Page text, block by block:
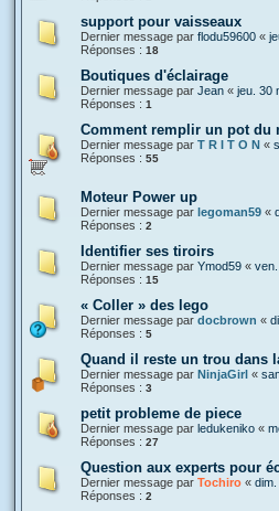
support pour vaisseaux
Dernier message par flodu59600 «
Réponses : 18
Boutiques d'éclairage
Dernier message par Jean « jeu. 30
Réponses : 1
Comment remplir un pot du
Dernier message par T R I T O N «
Réponses : 55
Moteur Power up
Dernier message par legoman59 «
Réponses : 2
Identifier ses tiroirs
Dernier message par Ymod59 «
Réponses : 15
« Coller » des lego
Dernier message par docbrown «
Réponses : 5
Quand il reste un trou dans
Dernier message par NinjaGirl «
Réponses : 3
petit probleme de piece
Dernier message par ledukeniko «
Réponses : 27
Question aux experts pour
Dernier message par Tochiro «
Réponses : 2